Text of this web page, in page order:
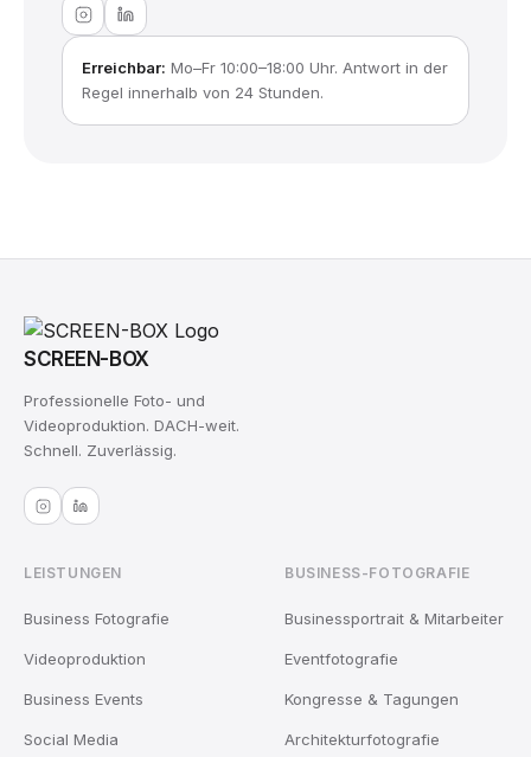
Erreichbar: Mo–Fr 10:00–18:00 Uhr. Antwort in der
Regel innerhalb von 24 Stunden.
SCREEN-BOX
Professionelle Foto- und
Videoproduktion. DACH-weit.
Schnell. Zuverlässig.
LEISTUNGEN
Business Fotografie
Videoproduktion
Business Events
Social Media
BUSINESS-FOTOGRAFIE
Businessportrait & Mitarbeiter
Eventfotografie
Kongresse & Tagungen
Architekturfotografie